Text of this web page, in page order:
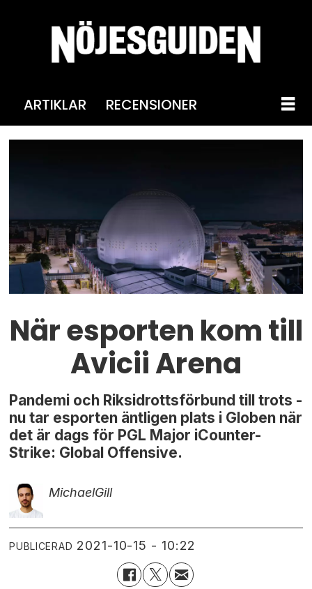
ARTIKLAR RECENSIONER
När esporten kom till
Avicii Arena
Pandemi och Riksidrottsförbund till trots -
nu tar esporten äntligen plats i Globen när
det är dags för PGL Major iCounter-
Strike: Global Offensive.
MichaelGill
PUBLICERAD 2021-10-15 - 10:22